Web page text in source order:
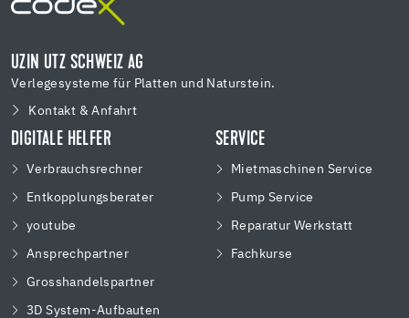
UZIN UTZ SCHWEIZ AG
Verlegesysteme für Platten und Naturstein.
Kontakt & Anfahrt
DIGITALE HELFER
Verbrauchsrechner
Entkopplungsberater
youtube
Ansprechpartner
Grosshandelspartner
3D System-Aufbauten
SERVICE
Mietmaschinen Service
Pump Service
Reparatur Werkstatt
Fachkurse